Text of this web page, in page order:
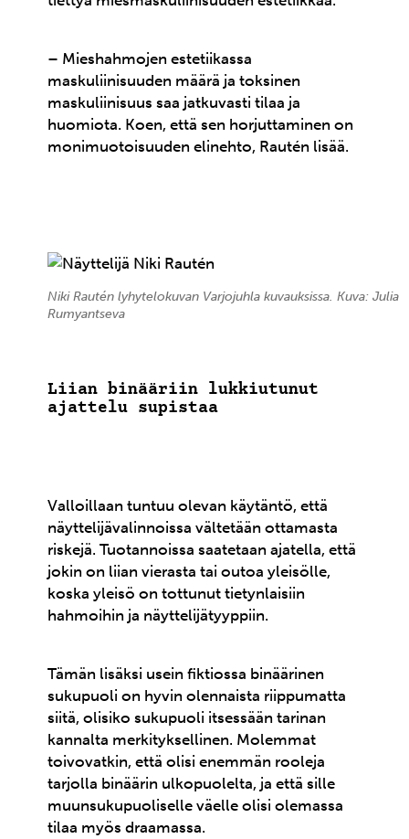
– Mieshahmojen estetiikassa
maskuliinisuuden määrä ja toksinen
maskuliinisuus saa jatkuvasti tilaa ja
huomiota. Koen, että sen horjuttaminen on
monimuotoisuuden elinehto, Rautén lisää.
Niki Rautén lyhytelokuvan Varjojuhla kuvauksissa. Kuva: Julia
Rumyantseva
Liian binääriin lukkiutunut
ajattelu supistaa
Valloillaan tuntuu olevan käytäntö, että
näyttelijävalinnoissa vältetään ottamasta
riskejä. Tuotannoissa saatetaan ajatella, että
jokin on liian vierasta tai outoa yleisölle,
koska yleisö on tottunut tietynlaisiin
hahmoihin ja näyttelijätyyppiin.
Tämän lisäksi usein fiktiossa binäärinen
sukupuoli on hyvin olennaista riippumatta
siitä, olisiko sukupuoli itsessään tarinan
kannalta merkityksellinen. Molemmat
toivovatkin, että olisi enemmän rooleja
tarjolla binäärin ulkopuolelta, ja että sille
muunsukupuoliselle väelle olisi olemassa
tilaa myös draamassa.